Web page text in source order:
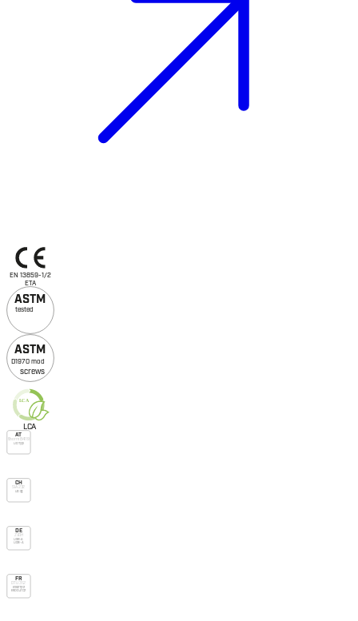
EN 13859-1/2
ETA
tested
ASTM
D1970 mod
screws
ASTM
LCA
LCA
AT
Önorm B4119
UD Typ I
CH
SIA 232
UD (g)
DE
ZVDH
USB-A
UDB-A
FR
DTU 31.2
E1 Sd1 TR2
E600 Jf C2